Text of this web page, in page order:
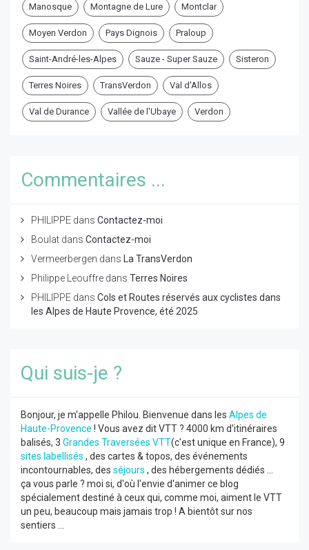
Manosque Montagne de Lure Montclar
Moyen Verdon Pays Dignois Praloup
Saint-André-les-Alpes Sauze - Super Sauze Sisteron
Terres Noires TransVerdon Val d'Allos
Val de Durance Vallée de l'Ubaye Verdon
Commentaires ...
PHILIPPE dans Contactez-moi
Boulat dans Contactez-moi
Vermeerbergen dans
La TransVerdon
Philippe Leouffre dans Terres Noires
PHILIPPE dans Cols et Routes réservés aux cyclistes dans
les Alpes de Haute Provence, été 2025
Qui suis-je ?
Bonjour, je m'appelle Philou. Bienvenue dans les Alpes de
Haute-Provence ! Vous avez dit VTT ? 4000 km d'itinéraires
balisés, 3 Grandes Traversées VTT(c'est unique en France), 9
sites labellisés , des cartes & topos, des événements
incontournables, des séjours , des hébergements dédiés ...
ça vous parle ? moi si, d'où l'envie d'animer ce blog
spécialement destiné à ceux qui, comme moi, aiment le VTT
un peu, beaucoup mais jamais trop ! A bientôt sur nos
sentiers ...